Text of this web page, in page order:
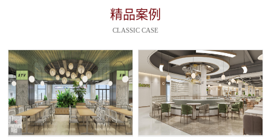
精品案例
CLASSIC CASE